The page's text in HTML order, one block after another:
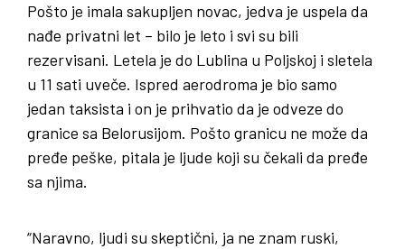
Pošto je imala sakupljen novac, jedva je uspela da
nađe privatni let – bilo je leto i svi su bili
rezervisani. Letela je do Lublina u Poljskoj i sletela
u 11 sati uveče. Ispred aerodroma je bio samo
jedan taksista i on je prihvatio da je odveze do
granice sa Belorusijom. Pošto granicu ne može da
pređe peške, pitala je ljude koji su čekali da pređe
sa njima.
“Naravno, ljudi su skeptični, ja ne znam ruski,